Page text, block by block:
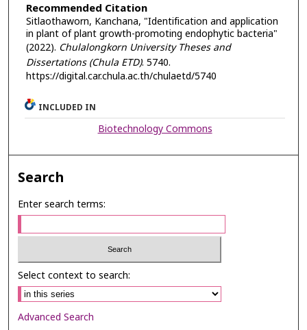
Recommended Citation
Sitlaothaworn, Kanchana, "Identification and application
in plant of plant growth-promoting endophytic bacteria"
(2022). Chulalongkorn University Theses and
Dissertations (Chula ETD). 5740.
https://digital.car.chula.ac.th/chulaetd/5740
INCLUDED IN
Biotechnology Commons
Search
Enter search terms:
Select context to search:
Advanced Search